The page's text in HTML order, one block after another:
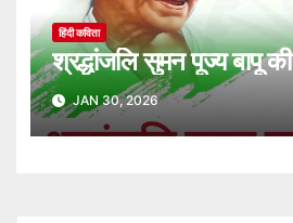
हिंदी कविता
श्रद्धांजलि सुमन पूज्य बापू की
JAN 30, 2026